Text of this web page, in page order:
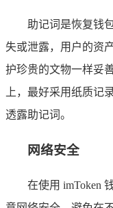
助记词是恢复钱
失或泄露，用户的资
护珍贵的文物一样妥
上，最好采用纸质记
透露助记词。
网络安全
在使用 imToken